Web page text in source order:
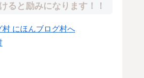
ると励みになります！！